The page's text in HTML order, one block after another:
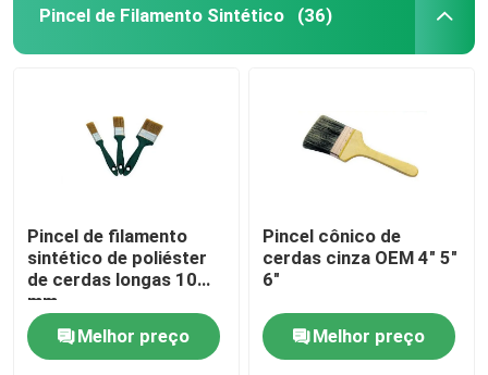
Pincel de Filamento Sintético (36)
Pincel de filamento
sintético de poliéster
de cerdas longas 10
mm
Melhor preço
Pincel cônico de
cerdas cinza OEM 4" 5"
6"
Melhor preço